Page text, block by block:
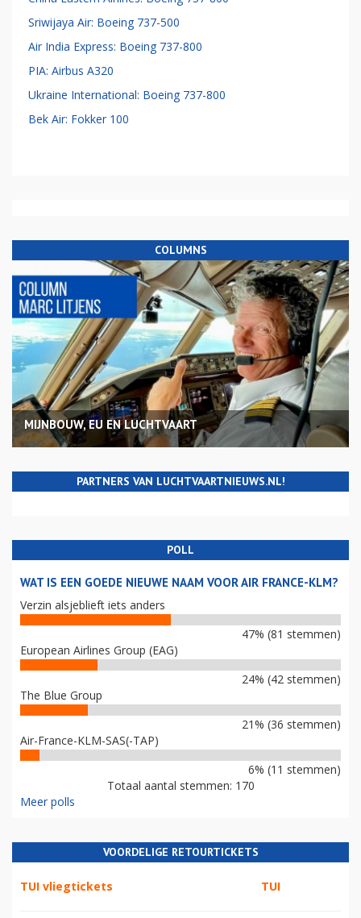
Sriwijaya Air: Boeing 737-500
Air India Express: Boeing 737-800
PIA: Airbus A320
Ukraine International: Boeing 737-800
Bek Air: Fokker 100
COLUMNS
MIJNBOUW, EU EN LUCHTVAART
PARTNERS VAN LUCHTVAARTNIEUWS.NL!
POLL
WAT IS EEN GOEDE NIEUWE NAAM VOOR AIR FRANCE-KLM?
Verzin alsjeblieft iets anders
47% (81 stemmen)
European Airlines Group (EAG)
24% (42 stemmen)
The Blue Group
21% (36 stemmen)
Air-France-KLM-SAS(-TAP)
6% (11 stemmen)
Totaal aantal stemmen: 170
Meer polls
VOORDELIGE RETOURTICKETS
TUI vliegtickets TUI